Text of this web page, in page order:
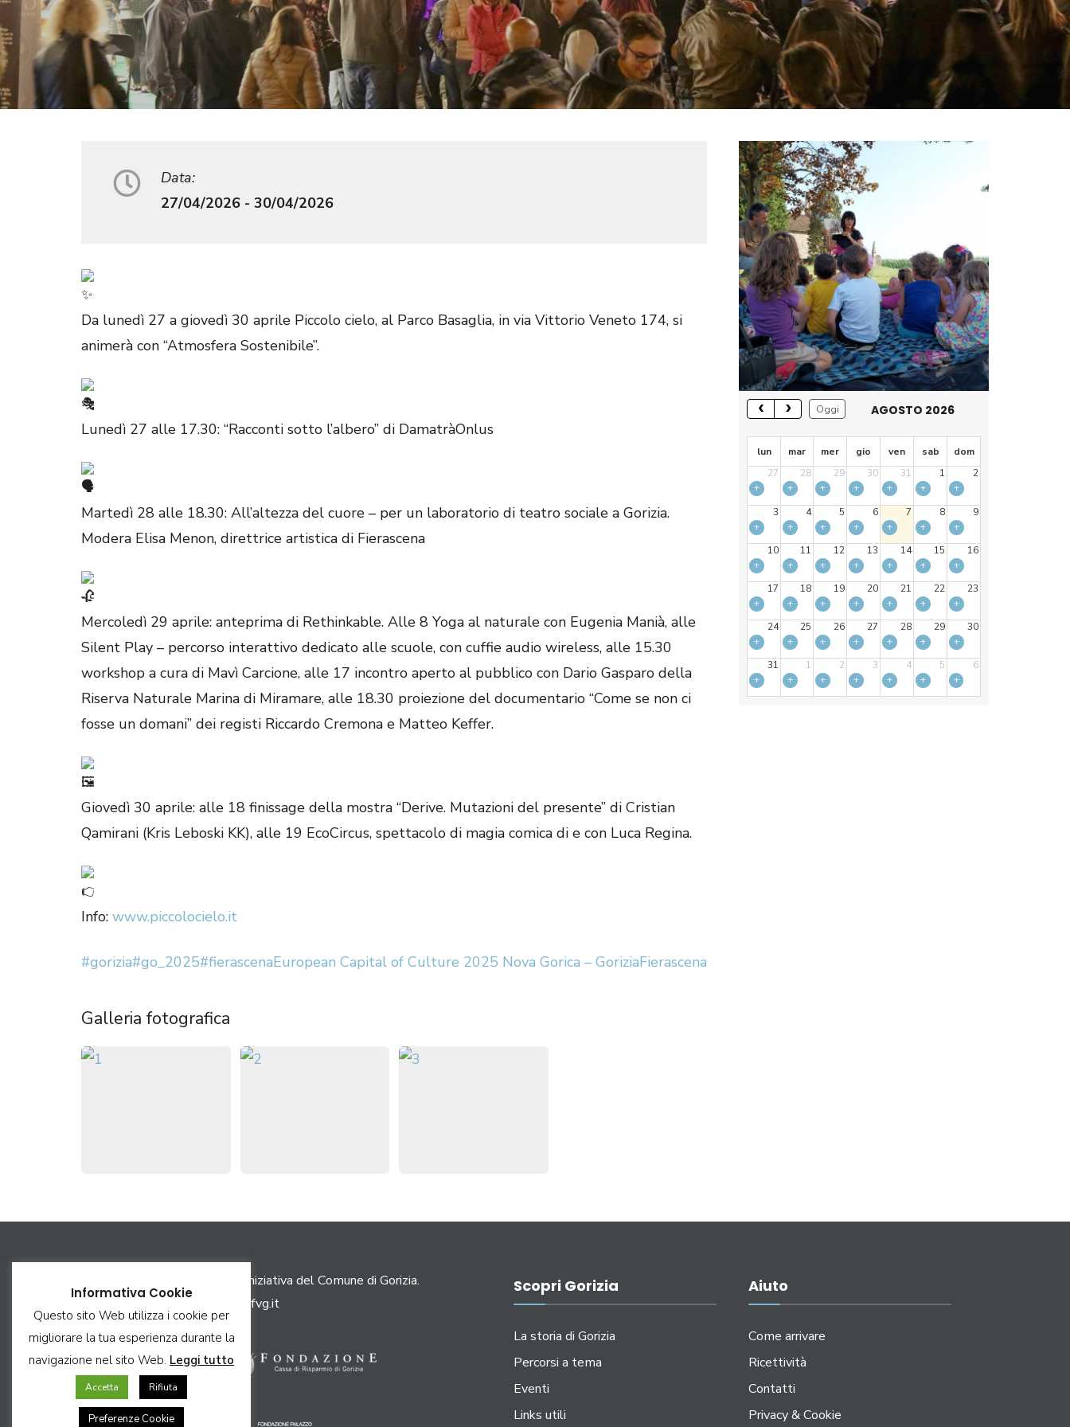
Data:
27/04/2026 - 30/04/2026
Da lunedì 27 a giovedì 30 aprile Piccolo cielo, al Parco Basaglia, in via Vittorio Veneto 174, si
animerà con “Atmosfera Sostenibile”.
Lunedì 27 alle 17.30: “Racconti sotto l’albero” di DamatràOnlus
Martedì 28 alle 18.30: All’altezza del cuore – per un laboratorio di teatro sociale a Gorizia.
Modera Elisa Menon, direttrice artistica di Fierascena
Mercoledì 29 aprile: anteprima di Rethinkable. Alle 8 Yoga al naturale con Eugenia Manià, alle
Silent Play – percorso interattivo dedicato alle scuole, con cuffie audio wireless, alle 15.30
workshop a cura di Mavì Carcione, alle 17 incontro aperto al pubblico con Dario Gasparo della
Riserva Naturale Marina di Miramare, alle 18.30 proiezione del documentario “Come se non ci
fosse un domani” dei registi Riccardo Cremona e Matteo Keffer.
Giovedì 30 aprile: alle 18 finissage della mostra “Derive. Mutazioni del presente” di Cristian
Qamirani (Kris Leboski KK), alle 19 EcoCircus, spettacolo di magia comica di e con Luca Regina.
Info: www.piccolocielo.it
#gorizia#go_2025#fierascenaEuropean Capital of Culture 2025 Nova Gorica – GoriziaFierascena
Galleria fotografica
Oggi AGOSTO 2026
lun mar mer gio ven sab
dom
27
28 29 30 31 1
2
+
+ + + + +
+
3
4 5 6 7 8
9
+
+ + + + +
+
10
11 12 13 14 15
16
+
+ + + + +
+
17
18 19 20 21 22
23
+
+ + + + +
+
24
25 26 27 28 29
30
+
+ + + + +
+
31
1 2 3 4 5
6
+
+ + + + + +
Il portale scopri.gorizia.it è un’iniziativa del Comune di Gorizia.
comune.gorizia@certgov.fvg.it
Scopri Gorizia
La storia di Gorizia
Percorsi a tema
Eventi
Links utili
Aiuto
Come arrivare
Ricettività
Contatti
Privacy & Cookie
Informativa Cookie
Questo sito Web utilizza i cookie per
migliorare la tua esperienza durante la
navigazione nel sito Web. Leggi tutto
Accetta Rifiuta
Preferenze Cookie